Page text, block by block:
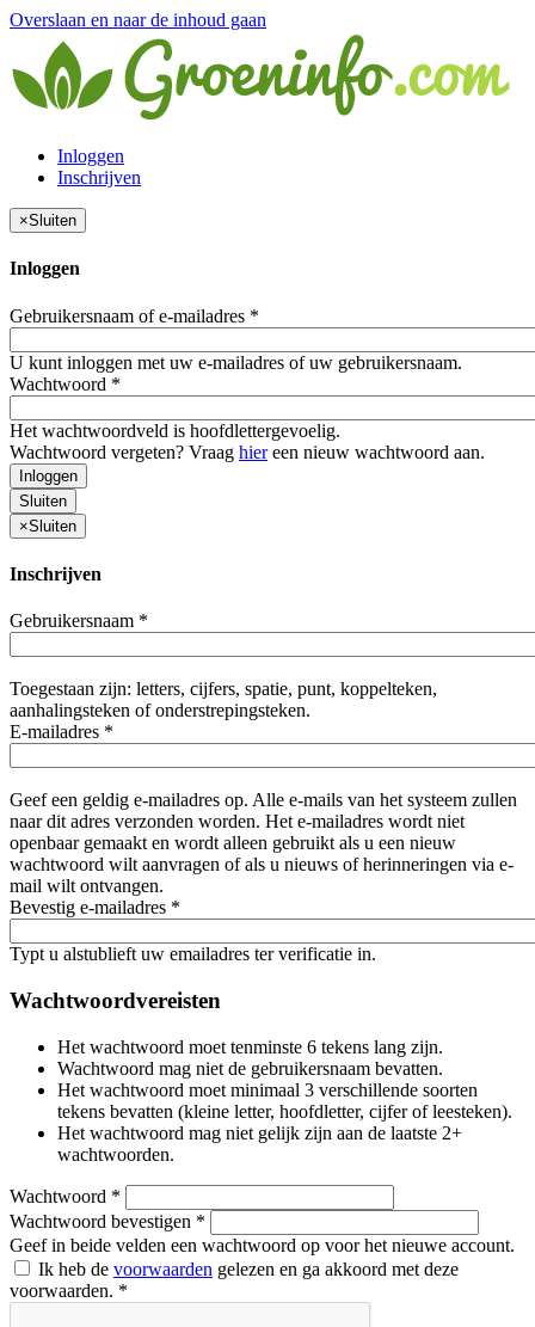
Overslaan en naar de inhoud gaan
Inloggen
Inschrijven
×Sluiten
Inloggen
Gebruikersnaam of e-mailadres *
U kunt inloggen met uw e-mailadres of uw gebruikersnaam.
Wachtwoord *
Het wachtwoordveld is hoofdlettergevoelig.
Wachtwoord vergeten? Vraag hiereen nieuw wachtwoord aan.
Inloggen
Sluiten
×Sluiten
Inschrijven
Gebruikersnaam *
Toegestaan zijn: letters, cijfers, spatie, punt, koppelteken,
aanhalingsteken of onderstrepingsteken.
E-mailadres *
Geef een geldig e-mailadres op. Alle e-mails van het systeem zullen
naar dit adres verzonden worden. Het e-mailadres wordt niet
openbaar gemaakt en wordt alleen gebruikt als u een nieuw
wachtwoord wilt aanvragen of als u nieuws of herinneringen via e-
mail wilt ontvangen.
Bevestig e-mailadres *
Typt u alstublieft uw emailadres ter verificatie in.
Wachtwoordvereisten
Het wachtwoord moet tenminste 6 tekens lang zijn.
Wachtwoord mag niet de gebruikersnaam bevatten.
Het wachtwoord moet minimaal 3 verschillende soorten
tekens bevatten (kleine letter, hoofdletter, cijfer of leesteken).
Het wachtwoord mag niet gelijk zijn aan de laatste 2+
wachtwoorden.
Wachtwoord *
Wachtwoord bevestigen *
Geef in beide velden een wachtwoord op voor het nieuwe account.
Ik heb de voorwaarden gelezen en ga akkoord met deze
voorwaarden. *